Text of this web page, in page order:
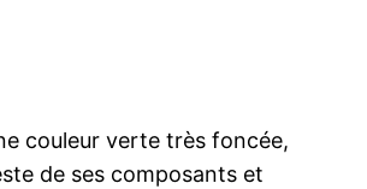
couleur verte très foncée,
de ses composants et